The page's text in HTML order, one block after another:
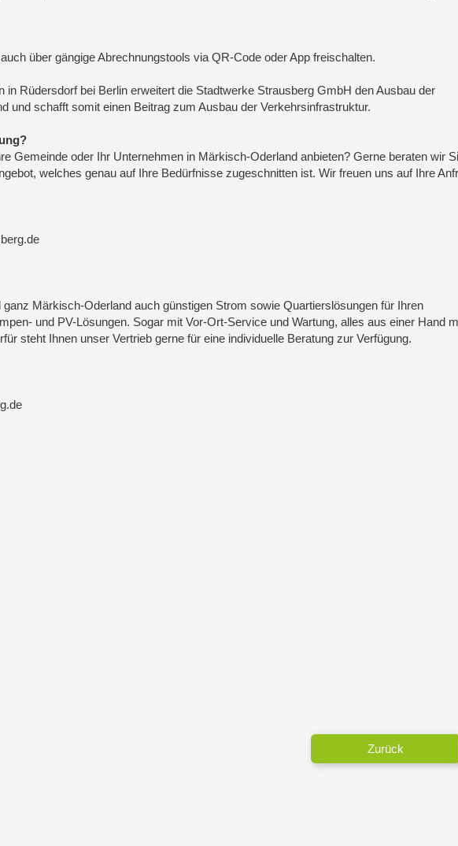
über gängige Abrechnungstools via QR-Code oder App freischalten.
in Rüdersdorf bei Berlin erweitert die Stadtwerke Strausberg GmbH den Ausbau der
und schafft somit einen Beitrag zum Ausbau der Verkehrsinfrastruktur.
Gemeinde oder Ihr Unternehmen in Märkisch-Oderland anbieten? Gerne beraten wir
welches genau auf Ihre Bedürfnisse zugeschnitten ist. Wir freuen uns auf Ihre
Märkisch-Oderland auch günstigen Strom sowie Quartierslösungen für Ihren
und PV-Lösungen. Sogar mit Vor-Ort-Service und Wartung, alles aus einer Hand
steht Ihnen unser Vertrieb gerne für eine individuelle Beratung zur Verfügung.
Zurück